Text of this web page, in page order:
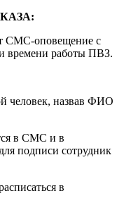
:
СМС-оповещение с
времени работы ПВЗ.
человек, назвав ФИО
в СМС и в
подписи сотрудник
в